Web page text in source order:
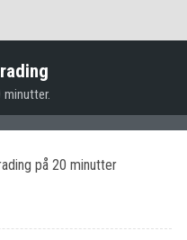
på 20 minutter